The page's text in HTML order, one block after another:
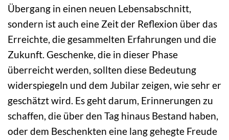
Übergang in einen neuen Lebensabschnitt,
sondern ist auch eine Zeit der Reflexion über das
Erreichte, die gesammelten Erfahrungen und die
Zukunft. Geschenke, die in dieser Phase
überreicht werden, sollten diese Bedeutung
widerspiegeln und dem Jubilar zeigen, wie sehr er
geschätzt wird. Es geht darum, Erinnerungen zu
schaffen, die über den Tag hinaus Bestand haben,
oder dem Beschenkten eine lang gehegte Freude